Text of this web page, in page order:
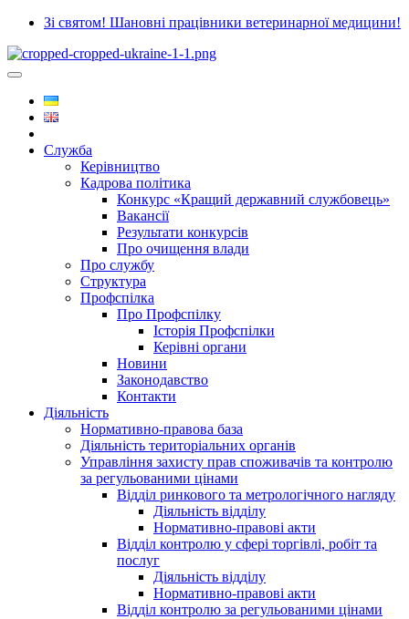
Зі святом! Шановні працівники ветеринарної медицини!
Служба
Керівництво
Кадрова політика
Конкурс «Кращий державний службовець»
Вакансії
Результати конкурсів
Про очищення влади
Про службу
Структура
Профспілка
Про Профспілку
Історія Профспілки
Керівні органи
Новини
Законодавство
Контакти
Діяльність
Нормативно-правова база
Діяльність територіальних органів
Управління захисту прав споживачів та контролю
за регульованими цінами
Відділ ринкового та метрологічного нагляду
Діяльність відділу
Нормативно-правові акти
Відділ контролю у сфері торгівлі, робіт та
послуг
Діяльність відділу
Нормативно-правові акти
Відділ контролю за регульованими цінами